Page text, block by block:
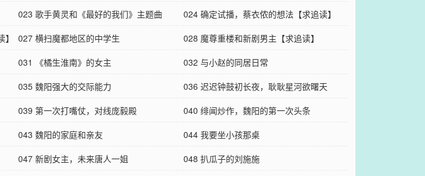
023 歌手黄灵和《最好的我们》主题曲
024 确定试播，蔡衣侬的想法【求追读】
027 横扫魔都地区的中学生
028 魔尊重楼和新剧男主【求追读】
031 《橘生淮南》的女主
032 与小赵的同居日常
035 魏阳强大的交际能力
036 迟迟钟鼓初长夜，耿耿星河欲曙天
039 第一次打嘴仗，对线庞毅殿
040 绯闻炒作，魏阳的第一次头条
043 魏阳的家庭和亲友
044 我要坐小孩那桌
047 新剧女主，未来唐人一姐
048 扒瓜子的刘施施